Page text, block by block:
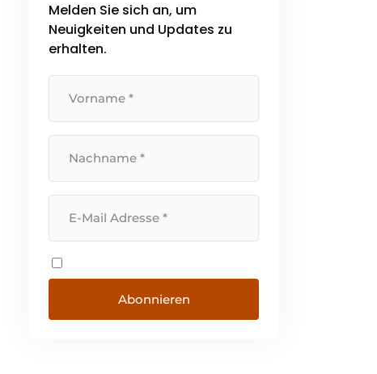
Melden Sie sich an, um
Neuigkeiten und Updates zu
erhalten.